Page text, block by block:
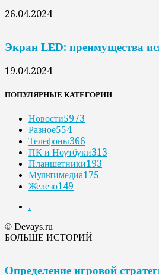
26.04.2024
Экран LED: преимущества
19.04.2024
ПОПУЛЯРНЫЕ КАТЕГОРИИ
Новости5973
Разное554
Телефоны366
ПК и Ноутбуки313
Планшетники193
Мультимедиа175
Железо149
.
© Devays.ru
БОЛЬШЕ ИСТОРИЙ
Определение игровой